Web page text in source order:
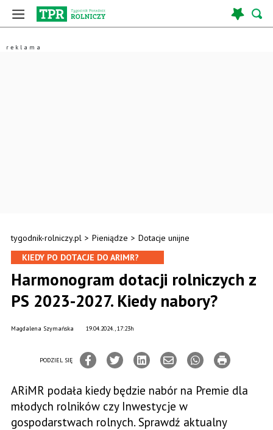
tygodnik-rolniczy.pl > Pieniądze > Dotacje unijne
KIEDY PO DOTACJE DO ARIMR?
Harmonogram dotacji rolniczych z
PS 2023-2027. Kiedy nabory?
19.04.2024., 17:23h
Magdalena Szymańska
PODZIEL SIĘ
ARiMR podała kiedy będzie nabór na Premie dla
młodych rolników czy Inwestycje w
gospodarstwach rolnych. Sprawdź aktualny